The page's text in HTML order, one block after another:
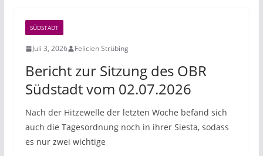
SÜDSTADT
Juli 3, 2026 Felicien Strübing
Bericht zur Sitzung des OBR
Südstadt vom 02.07.2026
Nach der Hitzewelle der letzten Woche befand sich
auch die Tagesordnung noch in ihrer Siesta, sodass
es nur zwei wichtige